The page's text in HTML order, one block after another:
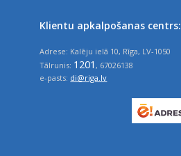
Klientu apkalpošanas centrs:
Adrese: Kalēju ielā 10, Rīga, LV-1050
Tālrunis: 1201 , 67026138
e-pasts: di@riga.lv